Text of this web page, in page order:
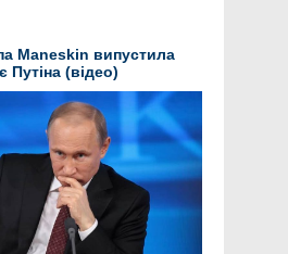
Maneskin випустила
Путіна (відео)